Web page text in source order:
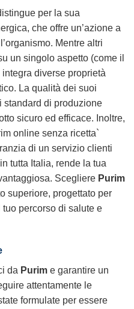
per la sua
che offre un’azione a
Mentre altri
un singolo aspetto (come il
integra diverse proprietà
La qualità dei suoi
standard di produzione
sicuro ed efficace. Inoltre,
online senza ricetta`
di un servizio clienti
tutta Italia, rende la tua
Scegliere Purim
superiore, progettato per
percorso di salute e
da Purim e garantire un
attentamente le
formulate per essere